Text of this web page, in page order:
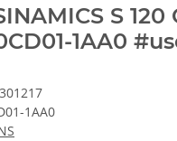
S
1AA0
1AA0